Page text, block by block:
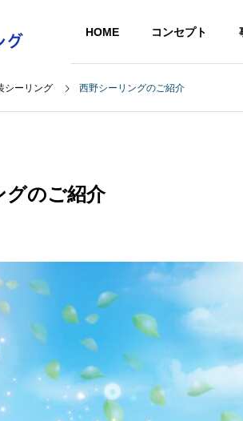
HOME コンセプト
シーリング 西野シーリングのご紹介
グのご紹介